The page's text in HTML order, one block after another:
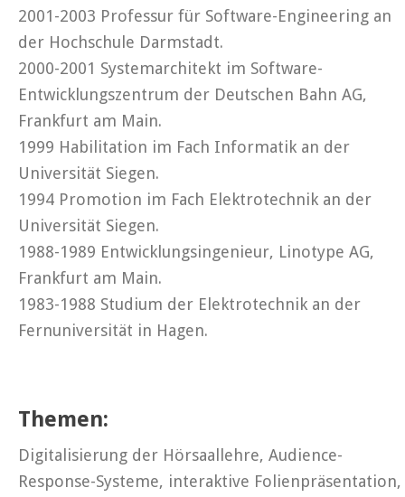
2001-2003 Professur für Software-Engineering an
der Hochschule Darmstadt.
2000-2001 Systemarchitekt im Software-
Entwicklungszentrum der Deutschen Bahn AG,
Frankfurt am Main.
1999 Habilitation im Fach Informatik an der
Universität Siegen.
1994 Promotion im Fach Elektrotechnik an der
Universität Siegen.
1988-1989 Entwicklungsingenieur, Linotype AG,
Frankfurt am Main.
1983-1988 Studium der Elektrotechnik an der
Fernuniversität in Hagen.
Themen:
Digitalisierung der Hörsaallehre, Audience-
Response-Systeme, interaktive Folienpräsentation,